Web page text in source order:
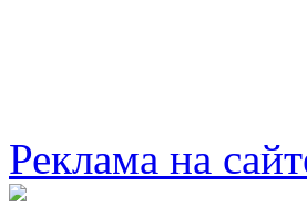
Реклама на